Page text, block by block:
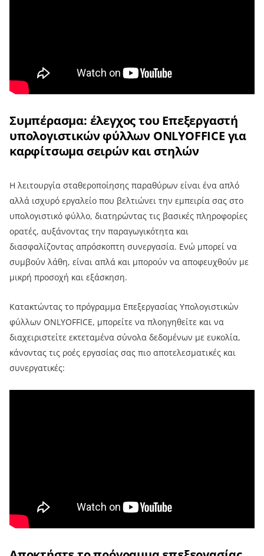
Συμπέρασμα: έλεγχος του Επεξεργαστή
υπολογιστικών φύλλων ONLYOFFICE για
καρφίτσωμα σειρών και στηλών
Η λειτουργία σταθεροποίησης παραθύρων είναι ένα απλό
αλλά ισχυρό εργαλείο που βελτιώνει την εμπειρία σας στο
υπολογιστικό φύλλο, διατηρώντας τις βασικές πληροφορίες
ορατές, αυξάνοντας την παραγωγικότητα και
διασφαλίζοντας απρόσκοπτη συνεργασία. Ενώ μπορεί να
συμβούν λάθη, είναι απλά και μπορούν να αποφευχθούν με
μικρή προσοχή και εξάσκηση.
Κατακτώντας το πρόγραμμα Επεξεργασίας Υπολογιστικών
φύλλων ONLYOFFICE, μπορείτε να πλοηγηθείτε και να
διαχειριστείτε εκτεταμένα σύνολα δεδομένων με ευκολία,
κάνοντας τις ροές εργασίας σας πιο αποτελεσματικές και
συνεργατικές: